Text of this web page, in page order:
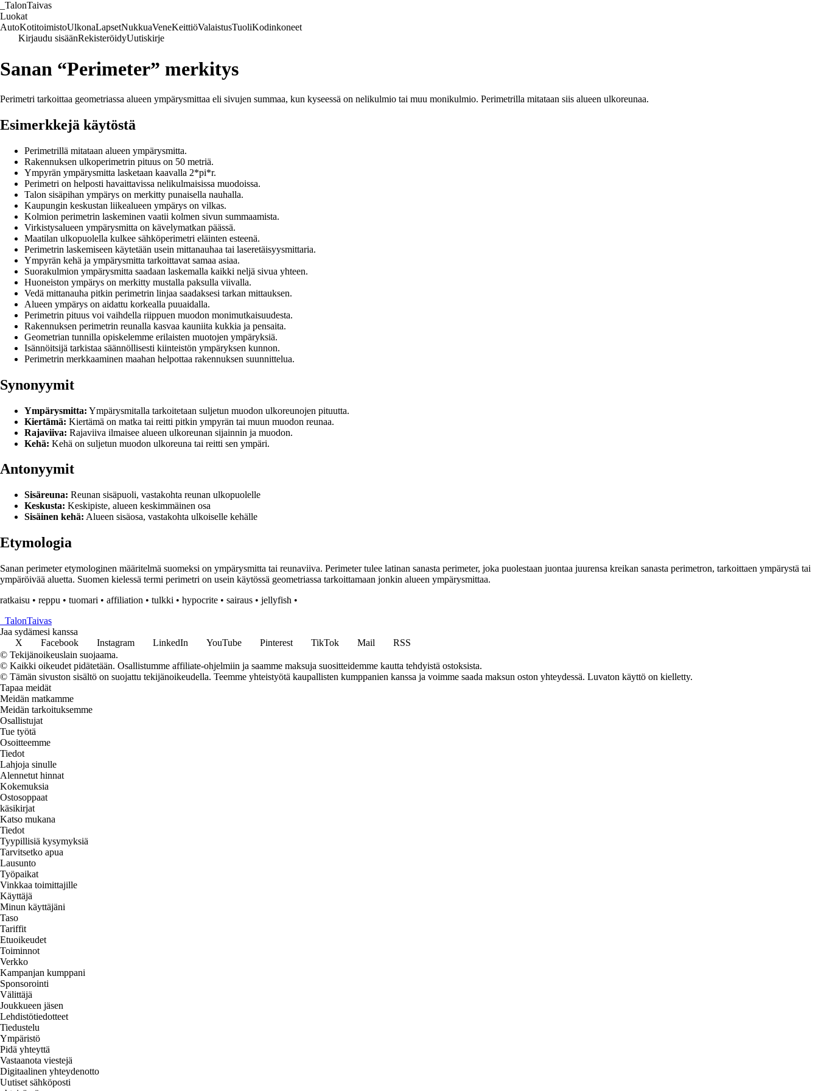
TalonTaivas
Luokat
AutoKotitoimistoUlkonaLapsetNukkuaVeneKeittiöValaistusTuoliKodinkoneet
Kirjaudu sisäänRekisteröidyUutiskirje
Sanan “Perimeter” merkitys
Perimetri tarkoittaa geometriassa alueen ympärysmittaa eli sivujen summaa, kun kyseessä on nelikulmio tai muu monikulmio. Perimetrilla mitataan siis alueen ulkoreunaa.
Esimerkkejä käytöstä
Perimetrillä mitataan alueen ympärysmitta.
Rakennuksen ulkoperimetrin pituus on 50 metriä.
Ympyrän ympärysmitta lasketaan kaavalla 2*pi*r.
Perimetri on helposti havaittavissa nelikulmaisissa muodoissa.
Talon sisäpihan ympärys on merkitty punaisella nauhalla.
Kaupungin keskustan liikealueen ympärys on vilkas.
Kolmion perimetrin laskeminen vaatii kolmen sivun summaamista.
Virkistysalueen ympärysmitta on kävelymatkan päässä.
Maatilan ulkopuolella kulkee sähköperimetri eläinten esteenä.
Perimetrin laskemiseen käytetään usein mittanauhaa tai laseretäisyysmittaria.
Ympyrän kehä ja ympärysmitta tarkoittavat samaa asiaa.
Suorakulmion ympärysmitta saadaan laskemalla kaikki neljä sivua yhteen.
Huoneiston ympärys on merkitty mustalla paksulla viivalla.
Vedä mittanauha pitkin perimetrin linjaa saadaksesi tarkan mittauksen.
Alueen ympärys on aidattu korkealla puuaidalla.
Perimetrin pituus voi vaihdella riippuen muodon monimutkaisuudesta.
Rakennuksen perimetrin reunalla kasvaa kauniita kukkia ja pensaita.
Geometrian tunnilla opiskelemme erilaisten muotojen ympäryksiä.
Isännöitsijä tarkistaa säännöllisesti kiinteistön ympäryksen kunnon.
Perimetrin merkkaaminen maahan helpottaa rakennuksen suunnittelua.
Synonyymit
Ympärysmitta: Ympärysmitalla tarkoitetaan suljetun muodon ulkoreunojen pituutta.
Kiertämä: Kiertämä on matka tai reitti pitkin ympyrän tai muun muodon reunaa.
Rajaviiva: Rajaviiva ilmaisee alueen ulkoreunan sijainnin ja muodon.
Kehä: Kehä on suljetun muodon ulkoreuna tai reitti sen ympäri.
Antonyymit
Sisäreuna: Reunan sisäpuoli, vastakohta reunan ulkopuolelle
Keskusta: Keskipiste, alueen keskimmäinen osa
Sisäinen kehä: Alueen sisäosa, vastakohta ulkoiselle kehälle
Etymologia
Sanan perimeter etymologinen määritelmä suomeksi on ympärysmitta tai reunaviiva. Perimeter tulee latinan sanasta perimeter, joka puolestaan juontaa juurensa kreikan sanasta perimetron, tarkoittaen ympärystä tai
ympäröivää aluetta. Suomen kielessä termi perimetri on usein käytössä geometriassa tarkoittamaan jonkin alueen ympärysmittaa.
ratkaisu • reppu • tuomari • affiliation • tulkki • hypocrite • sairaus • jellyfish •
TalonTaivas
Jaa sydämesi kanssa
X
Facebook Instagram LinkedIn YouTube Pinterest TikTok Mail
RSS
© Tekijänoikeuslain suojaama.
© Kaikki oikeudet pidätetään. Osallistumme affiliate-ohjelmiin ja saamme maksuja suositteidemme kautta tehdyistä ostoksista.
© Tämän sivuston sisältö on suojattu tekijänoikeudella. Teemme yhteistyötä kaupallisten kumppanien kanssa ja voimme saada maksun oston yhteydessä. Luvaton käyttö on kielletty.
Tapaa meidät
Meidän matkamme
Meidän tarkoituksemme
Osallistujat
Tue työtä
Osoitteemme
Tiedot
Lahjoja sinulle
Alennetut hinnat
Kokemuksia
Ostosoppaat
käsikirjat
Katso mukana
Tiedot
Tyypillisiä kysymyksiä
Tarvitsetko apua
Lausunto
Työpaikat
Vinkkaa toimittajille
Käyttäjä
Minun käyttäjäni
Taso
Tariffit
Etuoikeudet
Toiminnot
Verkko
Kampanjan kumppani
Sponsorointi
Välittäjä
Joukkueen jäsen
Lehdistötiedotteet
Tiedustelu
Ympäristö
Pidä yhteyttä
Vastaanota viestejä
Digitaalinen yhteydenotto
Uutiset sähköposti